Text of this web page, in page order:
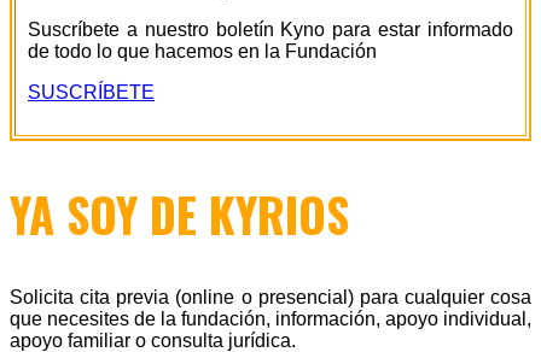
Suscríbete a nuestro boletín Kyno para estar informado
de todo lo que hacemos en la Fundación
SUSCRÍBETE
YA SOY DE KYRIOS
Solicita cita previa (online o presencial) para cualquier cosa
que necesites de la fundación, información, apoyo individual,
apoyo familiar o consulta jurídica.